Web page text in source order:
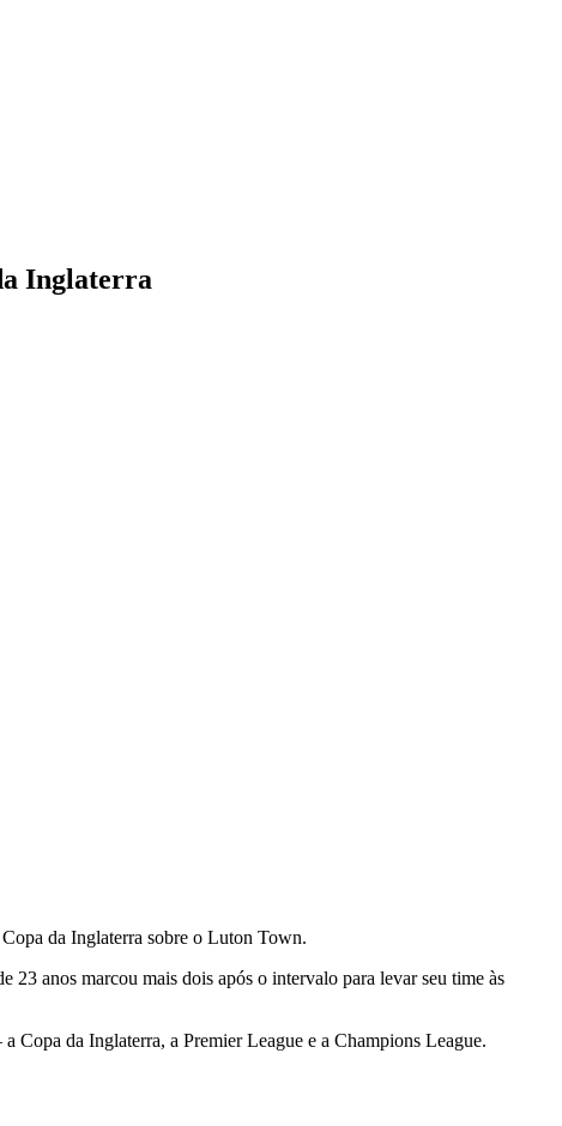
Inglaterra
da Inglaterra sobre o Luton Town.
anos marcou mais dois após o intervalo para levar seu time às
Copa da Inglaterra, a Premier League e a Champions League.